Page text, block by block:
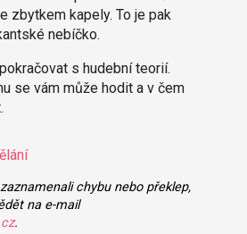
zbytkem kapely. To je pak
nebíčko.
s hudební teorií.
se vám může hodit a v čem
chybu nebo překlep,
na e-mail
.